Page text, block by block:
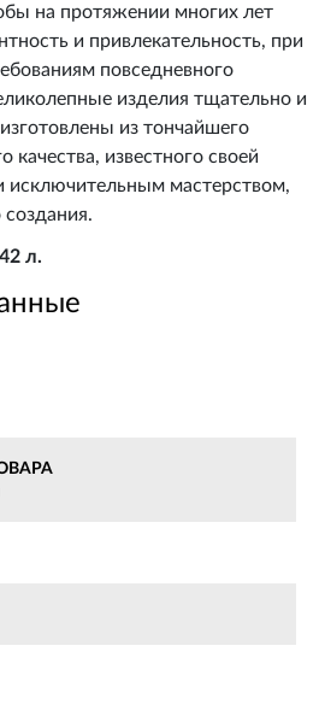
на протяжении многих лет
и привлекательность, при
повседневного
изделия тщательно и
из тончайшего
качества, известного своей
исключительным мастерством,
л.